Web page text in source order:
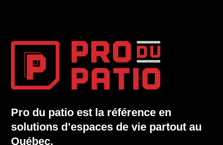
Pro du patio est la référence en
solutions d’espaces de vie partout au
Québec.